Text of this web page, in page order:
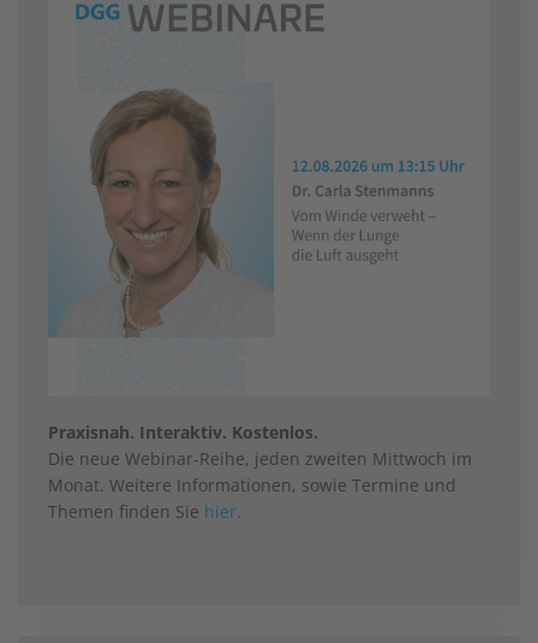
Praxisnah. Interaktiv. Kostenlos.
Die neue Webinar-Reihe, jeden zweiten Mittwoch im
Monat. Weitere Informationen, sowie Termine und
Themen finden Sie hier.